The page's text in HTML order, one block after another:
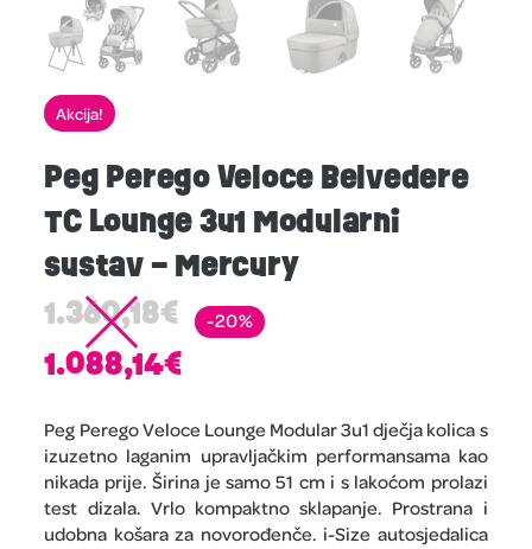
Akcija!
Peg Perego Veloce Belvedere
TC Lounge 3u1 Modularni
sustav – Mercury
1.360,18€
1.088,14€
-20%
Peg Perego Veloce Lounge Modular 3u1 dječja kolica s
izuzetno laganim upravljačkim performansama kao
nikada prije. Širina je samo 51 cm i s lakoćom prolazi
test dizala. Vrlo kompaktno sklapanje. Prostrana i
udobna košara za novorođenče. i-Size autosjedalica